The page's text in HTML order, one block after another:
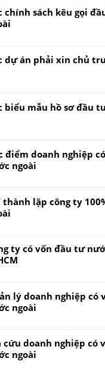
chính sách kêu gọi
dự án phải xin chủ
biểu mẫu hồ sơ đầu
điểm doanh nghiệp
ngoài
thành lập công ty
ty có vốn đầu tư
lý doanh nghiệp có
ngoài
cứu doanh nghiệp có
ngoài